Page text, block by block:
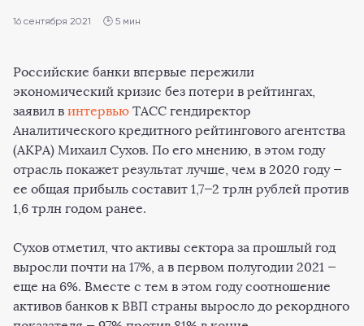
16 сентября 2021 🕒 5 мин
Российские банки впервые пережили
экономический кризис без потери в рейтингах,
заявил в интервью ТАСС гендиректор
Аналитического кредитного рейтингового агентства
(АКРА) Михаил Сухов. По его мнению, в этом году
отрасль покажет результат лучше, чем в 2020 году —
ее общая прибыль составит 1,7—2 трлн рублей против
1,6 трлн годом ранее.
Сухов отметил, что активы сектора за прошлый год
выросли почти на 17%, а в первом полугодии 2021 —
еще на 6%. Вместе с тем в этом году соотношение
активов банков к ВВП страны выросло до рекордного